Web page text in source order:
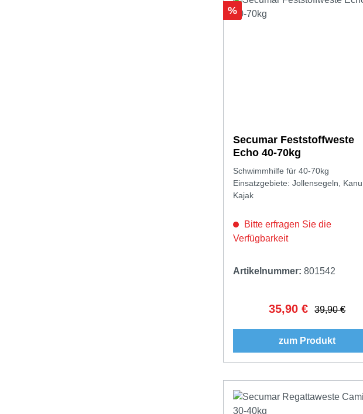
Rabatt
%
Secumar Feststoffweste
Echo 40-70kg
Schwimmhilfe für 40-70kg
Einsatzgebiete: Jollensegeln, Kanu,
Kajak
Bitte erfragen Sie die
Verfügbarkeit
Artikelnummer: 801542
Verkaufspreis:
35,90 € Regulärer Preis:
39,90 €
zum Produkt